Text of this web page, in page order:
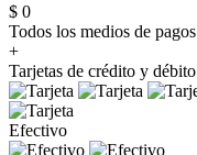
$ 0
Todos los medios de pagos
+
Tarjetas de crédito y débito
Efectivo